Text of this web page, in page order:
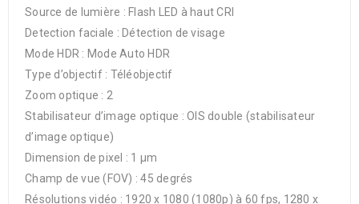
Source de lumière : Flash LED à haut CRI
Detection faciale : Détection de visage
Mode HDR : Mode Auto HDR
Type d’objectif : Téléobjectif
Zoom optique : 2
Stabilisateur d’image optique : OIS double (stabilisateur
d’image optique)
Dimension de pixel : 1 µm
Champ de vue (FOV) : 45 degrés
Résolutions vidéo : 1920 x 1080 (1080p) à 60 fps, 1280 x